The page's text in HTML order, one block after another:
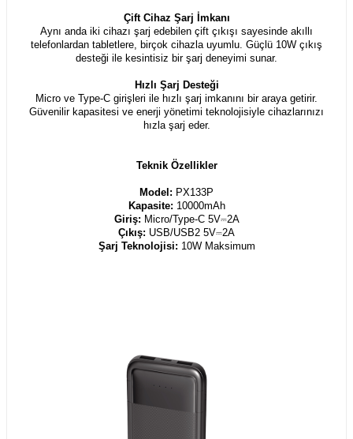
Çift Cihaz Şarj İmkanı
Aynı anda iki cihazı şarj edebilen çift çıkışı sayesinde akıllı
telefonlardan tabletlere, birçok cihazla uyumlu. Güçlü 10W çıkış
desteği ile kesintisiz bir şarj deneyimi sunar.
Hızlı Şarj Desteği
Micro ve Type-C girişleri ile hızlı şarj imkanını bir araya getirir.
Güvenilir kapasitesi ve enerji yönetimi teknolojisiyle cihazlarınızı
hızla şarj eder.
Teknik Özellikler
Model: PX133P
Kapasite: 10000mAh
Giriş: Micro/Type-C 5V⎓2A
Çıkış: USB/USB2 5V⎓2A
Şarj Teknolojisi: 10W Maksimum